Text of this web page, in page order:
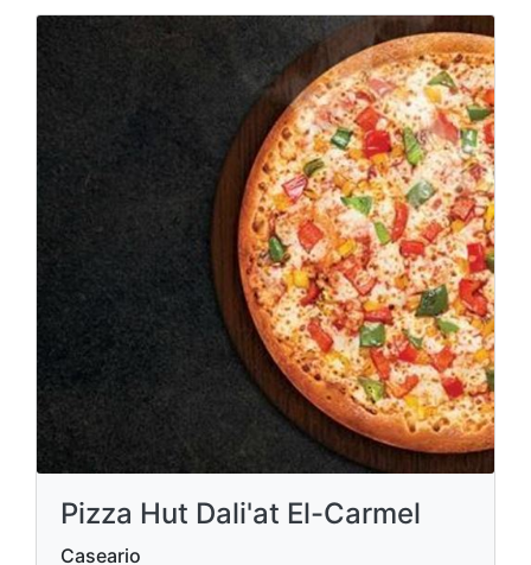
Pizza Hut Dali'at El-Carmel
Caseario